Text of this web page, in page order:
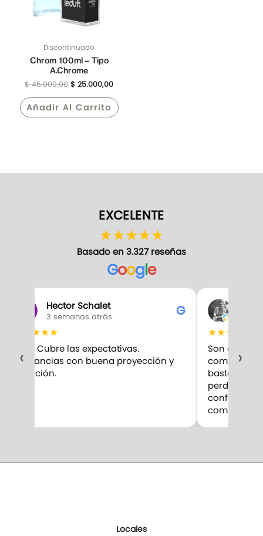
Discontinuado
Chrom 100ml – Tipo
A.Chrome
$45.000,00 $ 25.000,00
Añadir Al Carrito
EXCELENTE
★★★★★
Basado en 3.327 reseñas
Google
‹
Hector Schalet
3 semanas atrás G
★★★
10/10 Cubre las expectativas.
Fragancias con buena proyección y
duración.
★★★
Son
compro.
bastante
perduran
confesar
›
Locales